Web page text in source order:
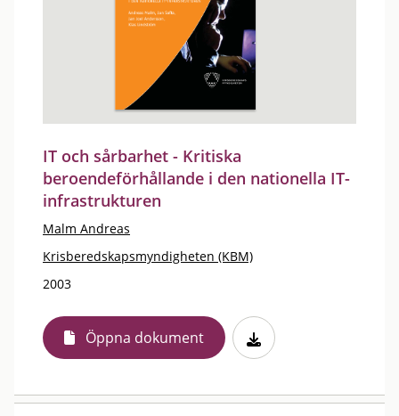
IT och sårbarhet - Kritiska
beroendeförhållande i den nationella IT-
infrastrukturen
Malm Andreas
Krisberedskapsmyndigheten (KBM)
2003
Öppna dokument